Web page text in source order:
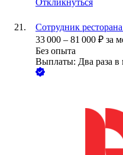
Откликнуться
Сотрудник
33 000 – 81 000 ₽ за
Без опыта
Выплаты: Два раза в